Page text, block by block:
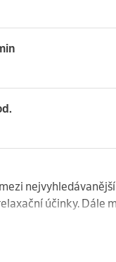
účinky. Dále
hmatová technika
na lymfatický